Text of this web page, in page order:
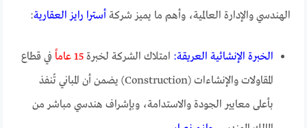
الهندسي والإدارة العالمية، وأهم ما يميز شركة أسترا رايز العقارية:
الخبرة الإنشائية العريقة: امتلاك الشركة لخبرة15 عاماً
في قطاع
المقاولات والإنشاءات (Construction) يضمن أن المباني تُنفذ
بأعلى معايير الجودة والاستدامة، وبإشراف هندسي مباشر من